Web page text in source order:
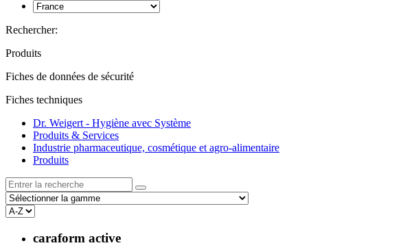
Rechercher:
Produits
Fiches de données de sécurité
Fiches techniques
Dr. Weigert - Hygiène avec Système
Produits & Services
Industrie pharmaceutique, cosmétique et agro-alimentaire
Produits
caraform active